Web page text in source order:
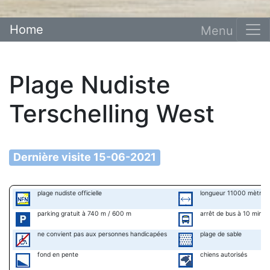
Home
Plage Nudiste
Terschelling West
Dernière visite 15-06-2021
plage nudiste officielle longueur 11000 mètre
parking gratuit à 740 m / 600 m arrêt de bus à 10
ne convient pas aux personnes handicapées plage de sable
fond en pente chiens autorisés